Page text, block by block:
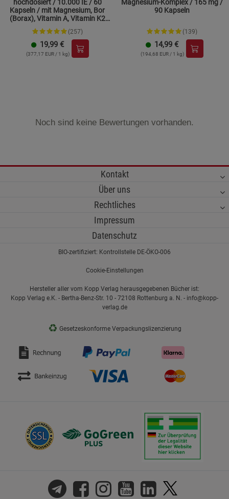
hochdosiert / 10.000 IE / 60
Kapseln / mit Magnesium, Bor
(Borax), Vitamin A, Vitamin K2
und Zink
(257)
19,99 €
(377,17 EUR / 1 kg)
Magnesium-Komplex / 165 mg /
90 Kapseln
(139)
14,99 €
(194,68 EUR / 1 kg)
Noch sind keine Bewertungen vorhanden.
Kontakt
Über uns
Rechtliches
Impressum
Datenschutz
BIO-zertifiziert: Kontrollstelle DE-ÖKO-006
Cookie-Einstellungen
Hersteller aller vom Kopp Verlag herausgegebenen Bücher ist:
Kopp Verlag e.K. - Bertha-Benz-Str. 10 - 72108 Rottenburg a. N. - info@kopp-
verlag.de
♻ Gesetzeskonforme Verpackungslizenzierung